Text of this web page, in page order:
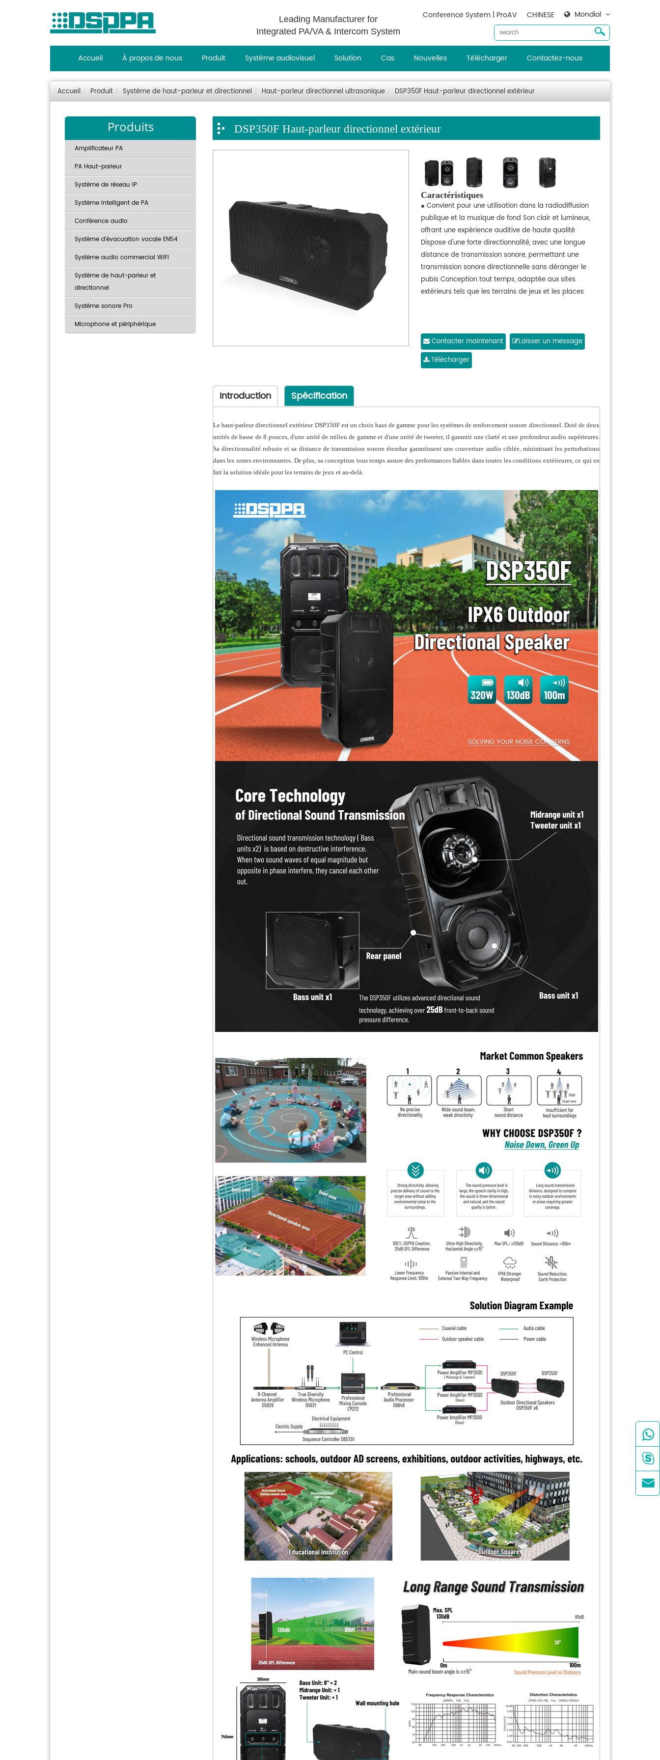
Leading Manufacturer for
Integrated PA/VA & Intercom System
Mondial
CHINESE
Conference System | ProAV
Accueil À propos de nous Produit Système audiovisuel Solution Cas Nouvelles Télécharger Contactez-nous
Accueil Produit Système de haut-parleur et directionnel Haut-parleur directionnel ultrasonique DSP350F Haut-parleur directionnel extérieur
Produits
Amplificateur PA
PA Haut-parleur
Système de réseau IP
Système intelligent de PA
Conférence audio
Système d'évacuation vocale EN54
Système audio commercial WiFi
Système de haut-parleur et
directionnel
Système sonore Pro
Microphone et périphérique
DSP350F Haut-parleur directionnel extérieur
Caractéristiques
● Convient pour une utilisation dans la radiodiffusion
publique et la musique de fond Son clair et lumineux,
offrant une expérience auditive de haute qualité
Dispose d'une forte directionnalité, avec une longue
distance de transmission sonore, permettant une
transmission sonore directionnelle sans déranger le
pubis Conception tout temps, adaptée aux sites
extérieurs tels que les terrains de jeux et les places
Contacter maintenant
Laisser un message
Télécharger
Introduction Spécification
Le haut-parleur directionnel extérieur DSP350F est un choix haut de gamme pour les systèmes de renforcement sonore directionnel. Doté de deux
unités de basse de 8 pouces, d'une unité de milieu de gamme et d'une unité de tweeter, il garantit une clarté et une profondeur audio supérieures.
Sa directionnalité robuste et sa distance de transmission sonore étendue garantissent une couverture audio ciblée, minimisant les perturbations
dans les zones environnantes. De plus, sa conception tous temps assure des performances fiables dans toutes les conditions extérieures, ce qui en
fait la solution idéale pour les terrains de jeux et au-delà.


